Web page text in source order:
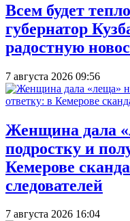
Всем будет
губернатор
радостную
7 августа 2026 09:56
Женщина дала
подростку и
Кемерове
следователей
7 августа 2026 16:04